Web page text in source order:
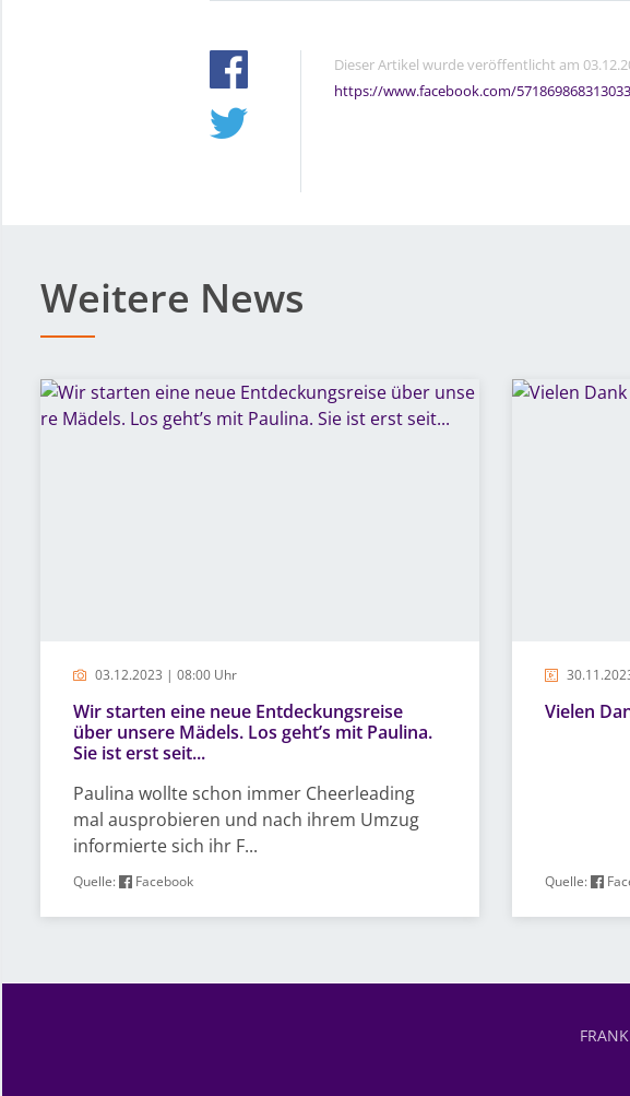
Dieser Artikel wurde veröffentlicht am
https://www.facebook.com/
Weitere News
03.12.2023 | 08:00 Uhr
Wir starten eine neue Entdeckungsreise
über unsere Mädels. Los geht’s mit Paulina.
Sie ist erst seit...
Paulina wollte schon immer Cheerleading
mal ausprobieren und nach ihrem Umzug
informierte sich ihr F...
Quelle: Facebook
Vielen
Quelle: